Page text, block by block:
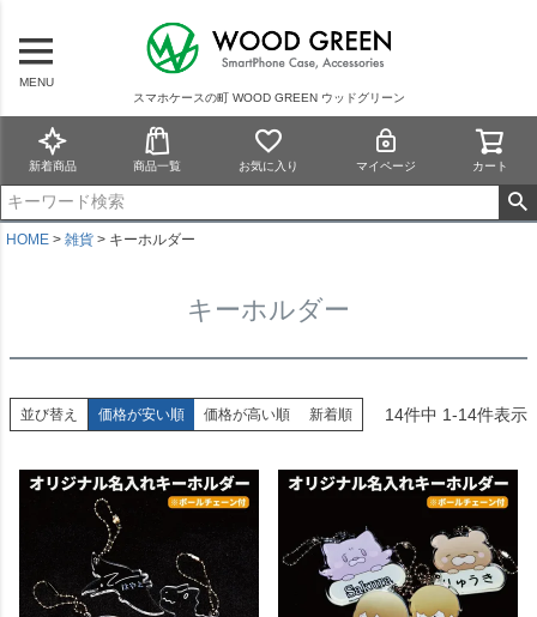
MENU
スマホケースの町 WOOD GREEN ウッドグリーン
新着商品 商品一覧 お気に入り マイページ カート
HOME 雑貨 キーホルダー
キーホルダー
並び替え 価格が安い順 価格が高い順 新着順 14件中 1-14件表示